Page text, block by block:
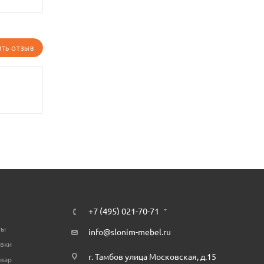
ОТЗЫВ
+7 (495) 021-70-71
info@slonim-mebel.ru
г. Тамбов улица Московская, д.15